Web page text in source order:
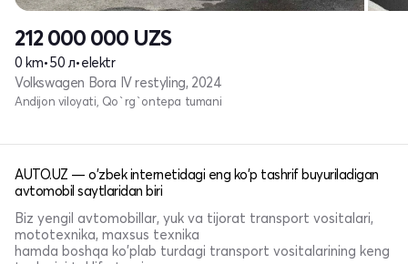
212 000 000 UZS
0 km•50 л•elektr
Volkswagen Bora IV restyling, 2024
Andijon viloyati, Qo`rg`ontepa tumani
AUTO.UZ — o'zbek internetidagi eng ko'p tashrif buyuriladigan
avtomobil saytlaridan biri
Biz yengil avtomobillar, yuk va tijorat transport vositalari,
mototexnika, maxsus texnika
hamda boshqa ko'plab turdagi transport vositalarining keng